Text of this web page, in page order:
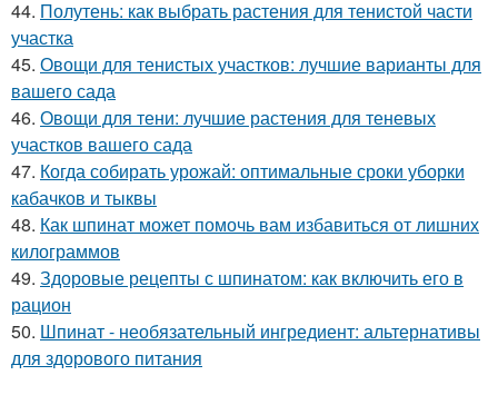
44. Полутень: как выбрать растения для тенистой части
участка
45. Овощи для тенистых участков: лучшие варианты для
вашего сада
46. Овощи для тени: лучшие растения для теневых
участков вашего сада
47. Когда собирать урожай: оптимальные сроки уборки
кабачков и тыквы
48. Как шпинат может помочь вам избавиться от лишних
килограммов
49. Здоровые рецепты с шпинатом: как включить его в
рацион
50. Шпинат - необязательный ингредиент: альтернативы
для здорового питания